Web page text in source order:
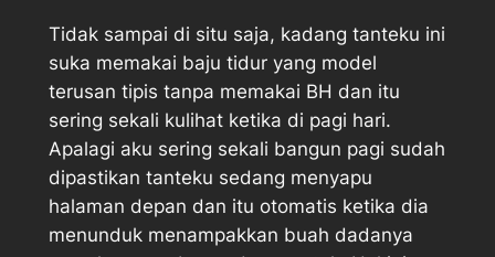
Tidak sampai di situ saja, kadang tanteku ini
suka memakai baju tidur yang model
terusan tipis tanpa memakai BH dan itu
sering sekali kulihat ketika di pagi hari.
Apalagi aku sering sekali bangun pagi sudah
dipastikan tanteku sedang menyapu
halaman depan dan itu otomatis ketika dia
menunduk menampakkan buah dadanya